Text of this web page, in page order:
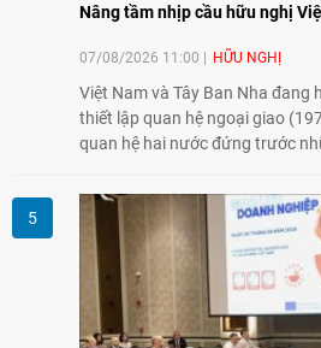
Nâng tầm nhịp cầu hữu nghị
07/08/2026 11:00 HỮU NGHỊ
Việt Nam và Tây Ban Nha đang
thiết lập quan hệ ngoại giao
quan hệ hai nước đứng trước
nhân dân có vai trò quan trọng
xã hội, tăng cường hiểu biết, tin
dân hai nước.